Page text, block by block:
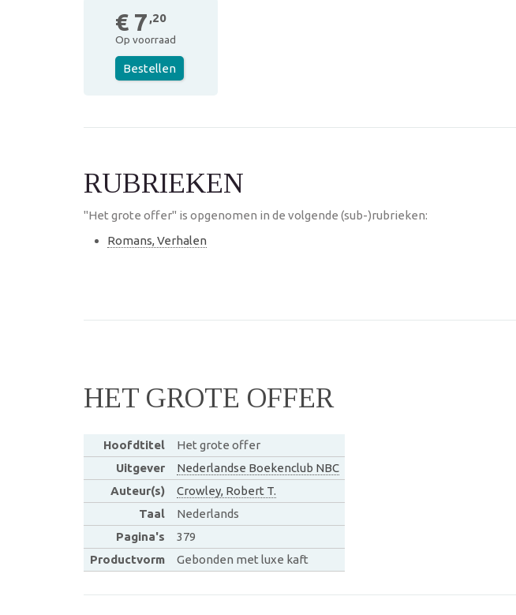
€ 7 ,20
Op voorraad
Bestellen
RUBRIEKEN
"Het grote offer" is opgenomen in de volgende (sub-)rubrieken:
Romans, Verhalen
HET GROTE OFFER
Hoofdtitel
Het grote offer
Uitgever
Nederlandse Boekenclub NBC
Auteur(s)
Crowley, Robert T.
Taal
Nederlands
Pagina's
379
Productvorm
Gebonden met luxe kaft